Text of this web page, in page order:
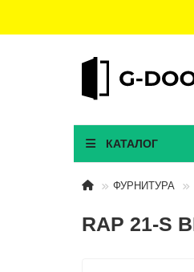
КАТАЛОГ
ФУРНИТУРА
RAP 21-S